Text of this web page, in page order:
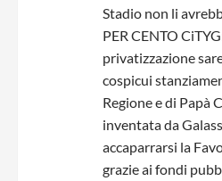
Stadio non li
PER CENTO
privatizzazione
cospicui
Regione e di Papà
inventata da
accaparrarsi la
grazie ai fondi